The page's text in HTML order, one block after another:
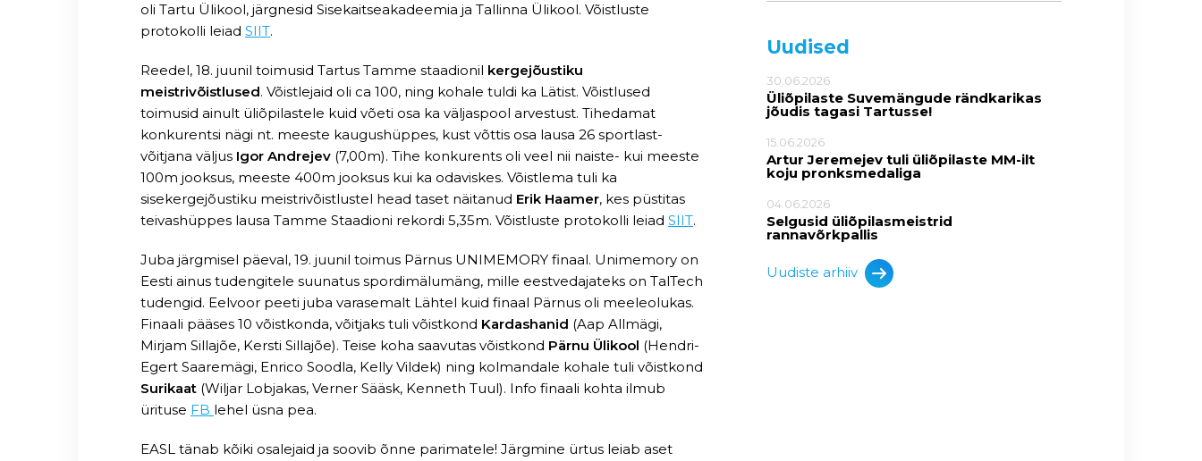
Uudised
30.06.2026
Üliõpilaste Suvemängude rändkarikas
jõudis tagasi Tartusse!
15.06.2026
Artur Jeremejev tuli üliõpilaste MM-ilt
koju pronksmedaliga
04.06.2026
Selgusid üliõpilasmeistrid
rannavõrkpallis
Uudiste arhiiv
oli Tartu Ülikool, järgnesid Sisekaitseakadeemia ja Tallinna Ülikool. Võistluste
protokolli leiad SIIT.
Reedel, 18. juunil toimusid Tartus Tamme staadionil kergejõustiku
meistrivõistlused. Võistlejaid oli ca 100, ning kohale tuldi ka Lätist. Võistlused
toimusid ainult üliõpilastele kuid võeti osa ka väljaspool arvestust. Tihedamat
konkurentsi nägi nt. meeste kaugushüppes, kust võttis osa lausa 26 sportlast-
võitjana väljus Igor Andrejev (7,00m). Tihe konkurents oli veel nii naiste- kui meeste
100m jooksus, meeste 400m jooksus kui ka odaviskes. Võistlema tuli ka
sisekergejõustiku meistrivõistlustel head taset näitanud Erik Haamer, kes püstitas
teivashüppes lausa Tamme Staadioni rekordi 5,35m. Võistluste protokolli leiad SIIT.
Juba järgmisel päeval, 19. juunil toimus Pärnus UNIMEMORY finaal. Unimemory on
Eesti ainus tudengitele suunatus spordimälumäng, mille eestvedajateks on TalTech
tudengid. Eelvoor peeti juba varasemalt Lähtel kuid finaal Pärnus oli meeleolukas.
Finaali pääses 10 võistkonda, võitjaks tuli võistkond Kardashanid (Aap Allmägi,
Mirjam Sillajõe, Kersti Sillajõe). Teise koha saavutas võistkond Pärnu Ülikool (Hendri-
Egert Saaremägi, Enrico Soodla, Kelly Vildek) ning kolmandale kohale tuli võistkond
Surikaat (Wiljar Lobjakas, Verner Sääsk, Kenneth Tuul). Info finaali kohta ilmub
ürituse FB lehel üsna pea.
EASL tänab kõiki osalejaid ja soovib õnne parimatele! Järgmine ürtus leiab aset